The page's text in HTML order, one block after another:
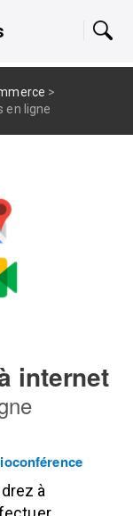
>
en ligne
internet
à